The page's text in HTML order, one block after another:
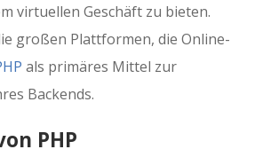
virtuellen Geschäft zu bieten.
großen Plattformen, die Online-
als primäres Mittel zur
Backends.
PHP